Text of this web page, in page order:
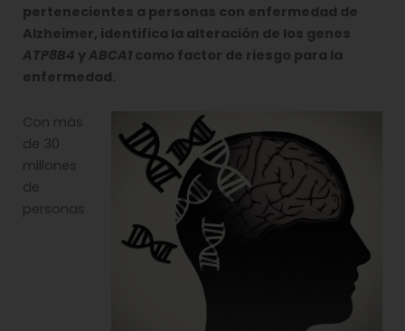
pertenecientes a personas con enfermedad de
Alzheimer, identifica la alteración de los genes
ATP8B4 yABCA1 como factor de riesgo para la
enfermedad.
Con más
de 30
millones
de
personas